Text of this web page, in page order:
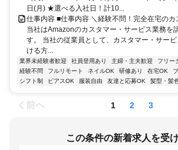
日(月) ★選べる入社日！計10...
仕事内容 ■仕事内容 ＼経験不問！完全在宅のカ
当社はAmazonのカスタマー・サービス業務を
す。 当社の従業員として、カスタマー・サー
ける方...
業界未経験者歓迎 社員登用あり 主婦・主夫歓迎 フリー
経験不問
フルリモート ネイルOK 研修あり 在宅OK
シフト制
ピアスOK 服装自由 友達と応募OK 髪型・髪
前へ 1 2 3
この条件の新着求人を受